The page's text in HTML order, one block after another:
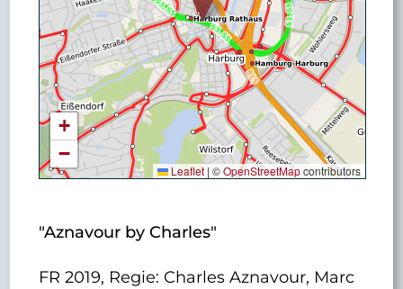
+
−
Leaflet | ©OpenStreetMapcontributors
"Aznavour by Charles"
FR 2019, Regie: Charles Aznavour, Marc